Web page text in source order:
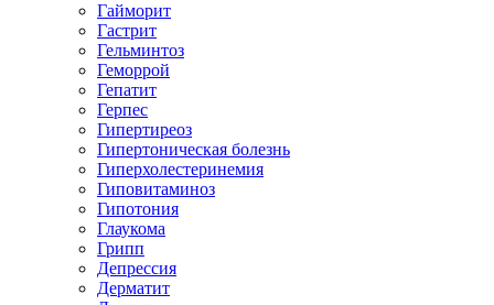
Гайморит
Гастрит
Гельминтоз
Геморрой
Гепатит
Герпес
Гипертиреоз
Гипертоническая болезнь
Гиперхолестеринемия
Гиповитаминоз
Гипотония
Глаукома
Грипп
Депрессия
Дерматит